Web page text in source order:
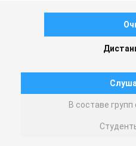
В составе